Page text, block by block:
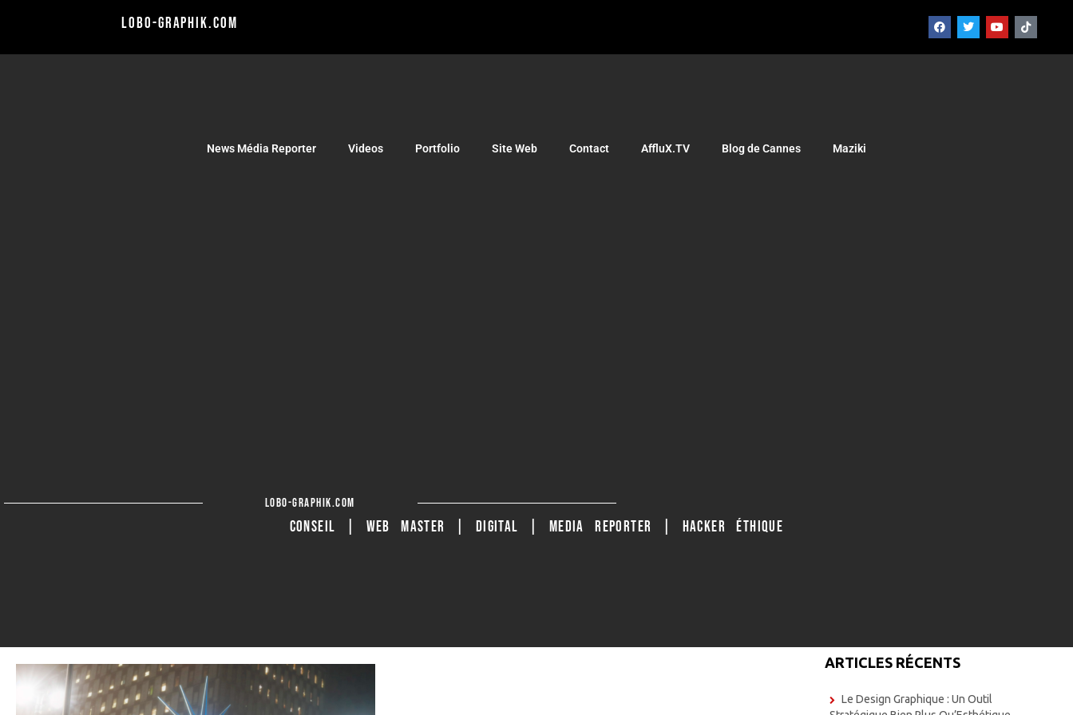
lobo-graphik.com
News Média Reporter Videos Portfolio Site Web Contact AffluX.TV Blog de Cannes Maziki
lobo-graphik.com
CONSEIL | WEB MASTER | DIGITAL | MEDIA REPORTER | HACKER ÉTHIQUE
ARTICLES RÉCENTS
Le Design Graphique : Un Outil